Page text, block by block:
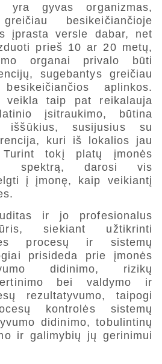
yra gyvas organizmas,
besikeičiančioje
įprasta versle dabar, net
prieš 10 ar 20 metų,
organai privalo būti
sugebantys greičiau
aplinkos.
veikla taip pat reikalauja
įsitraukimo, būtina
iššūkius, susijusius su
kuri iš lokalios jau
tokį platų įmonės
spektrą, darosi vis
į įmonę, kaip veikiantį
ir jo profesionalus
siekiant užtikrinti
procesų ir sistemų
prisideda prie įmonės
didinimo, rizikų
bei valdymo ir
rezultatyvumo, taipogi
kontrolės sistemų
didinimo, tobulintinų
ir galimybių jų gerinimui